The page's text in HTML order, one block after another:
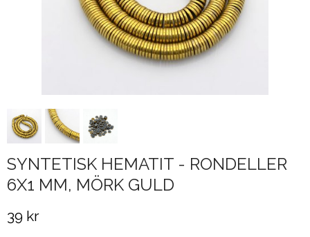
SYNTETISK HEMATIT - RONDELLER
6X1 MM, MÖRK GULD
39 kr